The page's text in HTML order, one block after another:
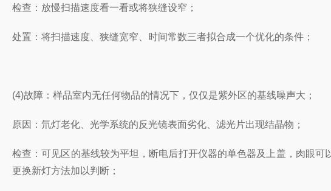
检查：放慢扫描速度看一看或将狭缝设窄；
处置：将扫描速度、狭缝宽窄、时间常数三者拟合成一个优化的条件；
(4)故障：样品室内无任何物品的情况下，仅仅是紫外区的基线噪声大；
原因：氘灯老化、光学系统的反光镜表面劣化、滤光片出现结晶物；
检查：可见区的基线较为平坦，断电后打开仪器的单色器及上盖，肉眼
更换新灯方法加以判断；